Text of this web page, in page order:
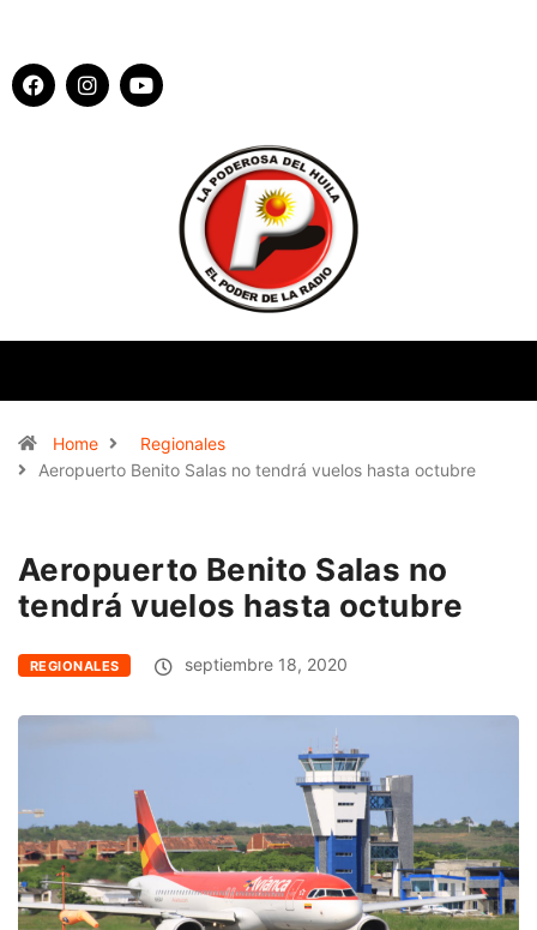
Home
Regionales
Aeropuerto Benito Salas no tendrá vuelos hasta octubre
Aeropuerto Benito Salas no
tendrá vuelos hasta octubre
REGIONALES septiembre 18, 2020